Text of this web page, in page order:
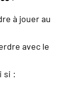
à jouer au
avec le
si :